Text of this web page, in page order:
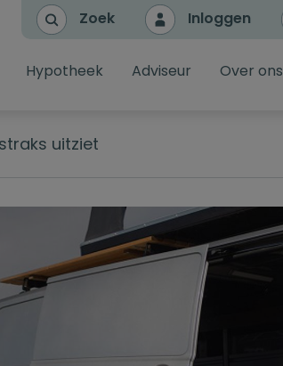
Zoek Inloggen
toggle
Hypotheek Adviseur Over ons
uitziet